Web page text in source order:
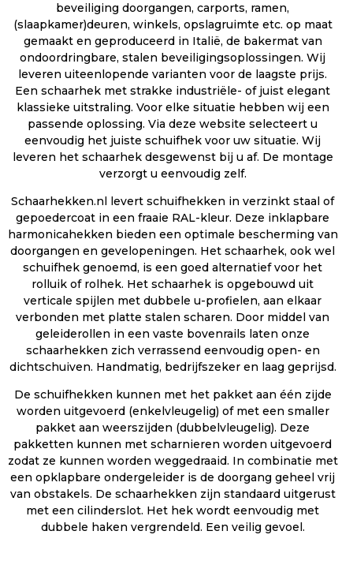
beveiliging doorgangen, carports, ramen,
(slaapkamer)deuren, winkels, opslagruimte etc. op maat
gemaakt en geproduceerd in Italië, de bakermat van
ondoordringbare, stalen beveiligingsoplossingen. Wij
leveren uiteenlopende varianten voor de laagste prijs.
Een schaarhek met strakke industriële- of juist elegant
klassieke uitstraling. Voor elke situatie hebben wij een
passende oplossing. Via deze website selecteert u
eenvoudig het juiste schuifhek voor uw situatie. Wij
leveren het schaarhek desgewenst bij u af. De montage
verzorgt u eenvoudig zelf.
Schaarhekken.nl levert schuifhekken in verzinkt staal of
gepoedercoat in een fraaie RAL-kleur. Deze inklapbare
harmonicahekken bieden een optimale bescherming van
doorgangen en gevelopeningen. Het schaarhek, ook wel
schuifhek genoemd, is een goed alternatief voor het
rolluik of rolhek. Het schaarhek is opgebouwd uit
verticale spijlen met dubbele u-profielen, aan elkaar
verbonden met platte stalen scharen. Door middel van
geleiderollen in een vaste bovenrails laten onze
schaarhekken zich verrassend eenvoudig open- en
dichtschuiven. Handmatig, bedrijfszeker en laag geprijsd.
De schuifhekken kunnen met het pakket aan één zijde
worden uitgevoerd (enkelvleugelig) of met een smaller
pakket aan weerszijden (dubbelvleugelig). Deze
pakketten kunnen met scharnieren worden uitgevoerd
zodat ze kunnen worden weggedraaid. In combinatie met
een opklapbare ondergeleider is de doorgang geheel vrij
van obstakels. De schaarhekken zijn standaard uitgerust
met een cilinderslot. Het hek wordt eenvoudig met
dubbele haken vergrendeld. Een veilig gevoel.